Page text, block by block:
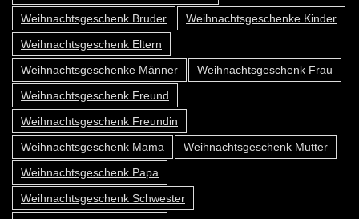
Weihnachtsgeschenk Bruder
Weihnachtsgeschenke Kinder
Weihnachtsgeschenk Eltern
Weihnachtsgeschenke Männer
Weihnachtsgeschenk Frau
Weihnachtsgeschenk Freund
Weihnachtsgeschenk Freundin
Weihnachtsgeschenk Mama
Weihnachtsgeschenk Mutter
Weihnachtsgeschenk Papa
Weihnachtsgeschenk Schwester